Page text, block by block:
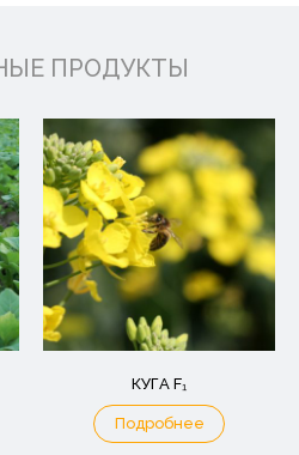
ПРОДУКТЫ
КУГА F₁
Подробнее